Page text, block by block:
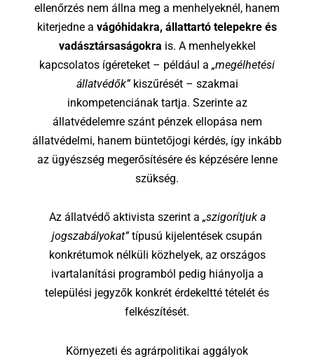
ellenőrzés nem állna meg a menhelyeknél, hanem
kiterjedne a vágóhidakra, állattartó telepekre és
vadásztársaságokra is. A menhelyekkel
kapcsolatos ígéreteket – például a „megélhetési
állatvédők”kiszűrését – szakmai
inkompetenciának tartja. Szerinte az
állatvédelemre szánt pénzek ellopása nem
állatvédelmi, hanem büntetőjogi kérdés, így inkább
az ügyészség megerősítésére és képzésére lenne
szükség.
Az állatvédő aktivista szerint a „szigorítjuk a
jogszabályokat”típusú kijelentések csupán
konkrétumok nélküli közhelyek, az országos
ivartalanítási programból pedig hiányolja a
települési jegyzők konkrét érdekeltté tételét és
felkészítését.
Környezeti és agrárpolitikai aggályok